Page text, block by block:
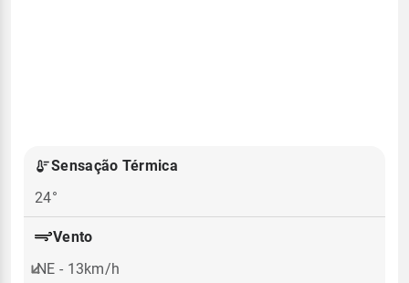
Sensação Térmica
24°
Vento
NE - 13km/h